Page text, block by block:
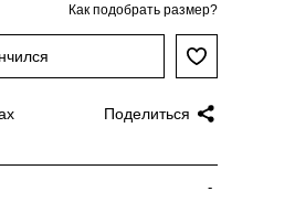
Как подобрать размер?
Поделиться
-